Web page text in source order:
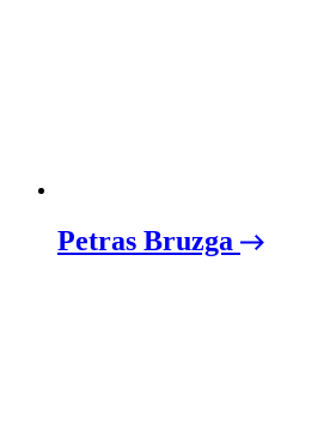
Petras Bruzga